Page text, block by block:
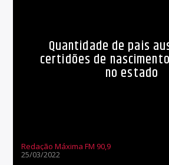
Quantidade de pais
certidões de
no estado
Redação Máxima FM 90,9
25/03/2022